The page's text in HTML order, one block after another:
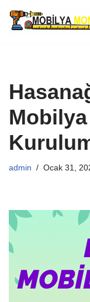
İçeriğe
admin Ocak 31,